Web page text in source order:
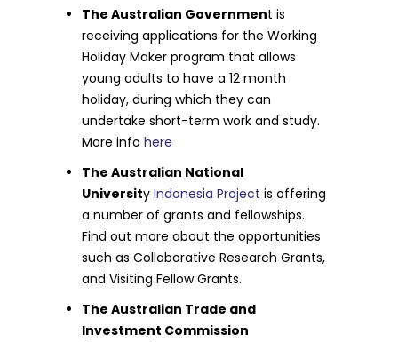
The Australian Government is
receiving applications for the Working
Holiday Maker program that allows
young adults to have a 12 month
holiday, during which they can
undertake short-term work and study.
More info here
The Australian National
University Indonesia Project is offering
a number of grants and fellowships.
Find out more about the opportunities
such as Collaborative Research Grants,
and Visiting Fellow Grants.
The Australian Trade and
Investment Commission